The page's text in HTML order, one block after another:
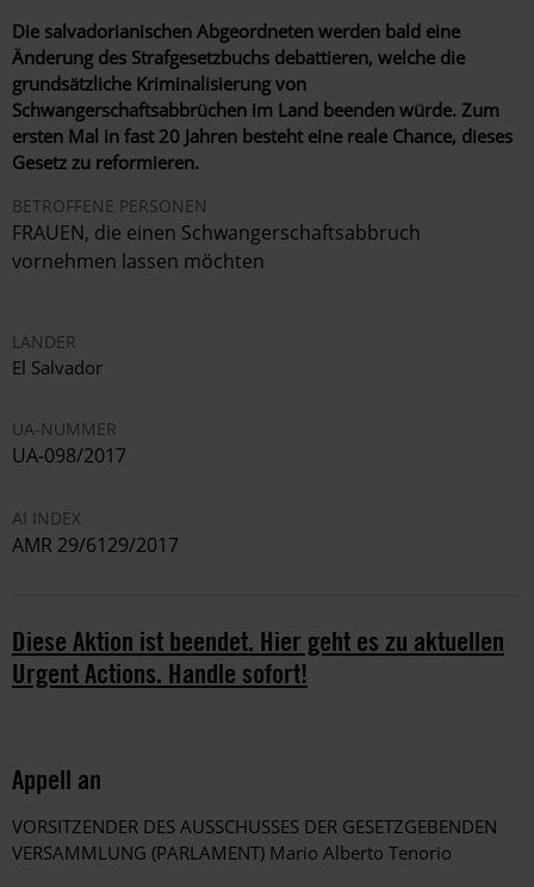
Die salvadorianischen Abgeordneten werden bald eine
Änderung des Strafgesetzbuchs debattieren, welche die
grundsätzliche Kriminalisierung von
Schwangerschaftsabbrüchen im Land beenden würde. Zum
ersten Mal in fast 20 Jahren besteht eine reale Chance, dieses
Gesetz zu reformieren.
BETROFFENE PERSONEN
FRAUEN, die einen Schwangerschaftsabbruch
vornehmen lassen möchten
LÄNDER
El Salvador
UA-NUMMER
UA-098/2017
AI INDEX
AMR 29/6129/2017
Diese Aktion ist beendet. Hier geht es zu aktuellen
Urgent Actions. Handle sofort!
Appell an
VORSITZENDER DES AUSSCHUSSES DER GESETZGEBENDEN
VERSAMMLUNG (PARLAMENT) Mario Alberto Tenorio